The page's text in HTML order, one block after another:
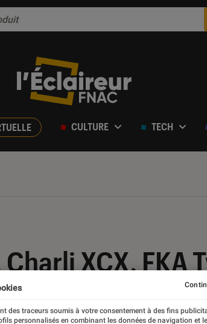
CULTURE TECH
XCX, FKA
Madonna ?
des traceurs soumis à votre consentement à des fins
personnalisés en combinant les données de navigation et